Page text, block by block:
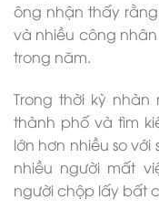
ông nhận thấy
và nhiều công
trong năm.
Trong thời kỳ
thành phố và tìm
lớn hơn nhiều so với
nhiều người mất
người chộp lấy bất